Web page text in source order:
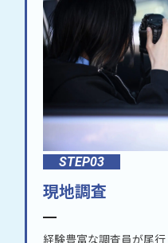
STEP03
現地調査
経験豊富な調査員が尾